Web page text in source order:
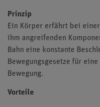
Prinzip
Ein Körper erfährt bei
ihm angreifenden
Bahn eine konstante
Bewegungsgesetze für
Bewegung.
Vorteile